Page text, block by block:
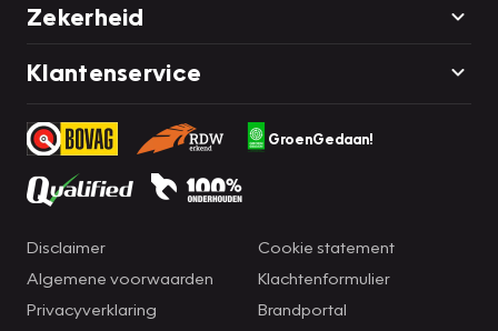
Zekerheid
Klantenservice
GroenGedaan!
Disclaimer
Algemene voorwaarden
Privacyverklaring
Cookie statement
Klachtenformulier
Brandportal